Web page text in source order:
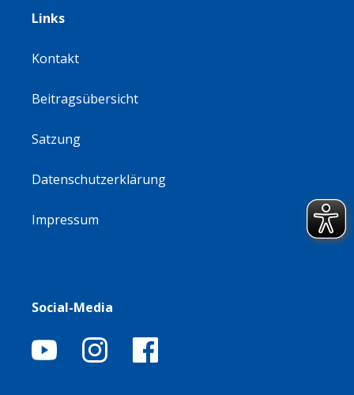
Links
Kontakt
Beitragsübersicht
Satzung
Datenschutzerklärung
Impressum
Social-Media